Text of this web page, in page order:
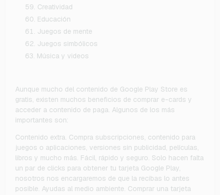
Creatividad
Educación
Juegos de mente
Juegos simbólicos
Música y videos
Aunque mucho del contenido de Google Play Store es
gratis, existen muchos beneficios de comprar e-cards y
acceder a contenido de paga. Algunos de los más
importantes son:
Contenido extra. Compra subscripciones, contenido para
juegos o aplicaciones, versiones sin publicidad, películas,
libros y mucho más. Fácil, rápido y seguro. Solo hacen falta
un par de clicks para obtener tu tarjeta Google Play,
nosotros nos encargaremos de que la recibas lo antes
posible. Ayudas al medio ambiente. Comprar una tarjeta